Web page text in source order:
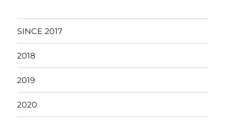
SINCE 2017
2018
2019
2020